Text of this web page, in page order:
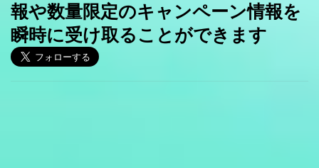
報や数量限定のキャンペーン情報を
瞬時に受け取ることができます